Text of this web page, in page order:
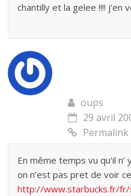
chantilly et la gelee !!!! j’en
oups
29 avril
Permalink
En même temps vu qu’il
on n’est pas pret de voir
http://www.starbucks.fr/fr/